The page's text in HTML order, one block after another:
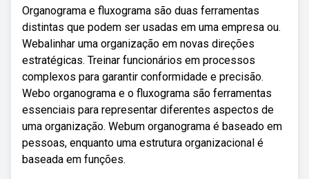
Organograma e fluxograma são duas ferramentas
distintas que podem ser usadas em uma empresa ou.
Webalinhar uma organização em novas direções
estratégicas. Treinar funcionários em processos
complexos para garantir conformidade e precisão.
Webo organograma e o fluxograma são ferramentas
essenciais para representar diferentes aspectos de
uma organização. Webum organograma é baseado em
pessoas, enquanto uma estrutura organizacional é
baseada em funções.